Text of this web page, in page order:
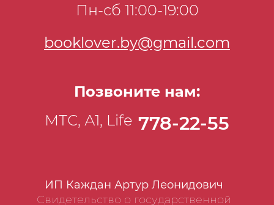
ИП Каждан Артур Леонидович
Свидетельство о государственной
Пн-сб 11:00-19:00
booklover.by@gmail.com
Позвоните нам:
МТС, А1, Life 778-22-55